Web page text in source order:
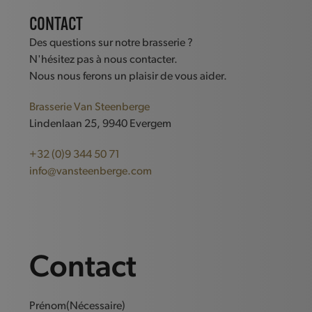
CONTACT
Des questions sur notre brasserie ?
N'hésitez pas à nous contacter.
Nous nous ferons un plaisir de vous aider.
Brasserie Van Steenberge
Lindenlaan 25, 9940 Evergem
+32 (0)9 344 50 71
info@vansteenberge.com
Contact
Prénom(Nécessaire)